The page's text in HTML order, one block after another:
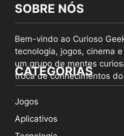
SOBRE NÓS
Bem-vindo ao Curioso
tecnologia, jogos, cinema
um grupo de mentes
troca de conhecimentos
CATEGORIAS
Jogos
Aplicativos